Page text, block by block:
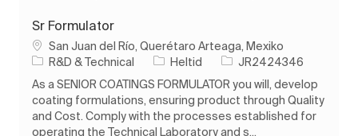
Sr Formulator
PlatsSan Juan del Río, Querétaro Arteaga, Mexiko
Kategori
R&D & Technical Typ av jobb
Heltid Jobb-ID
JR2424346
As a SENIOR COATINGS FORMULATOR you will, develop
coating formulations, ensuring product through Quality
and Cost. Comply with the processes established for
operating the Technical Laboratory and s...